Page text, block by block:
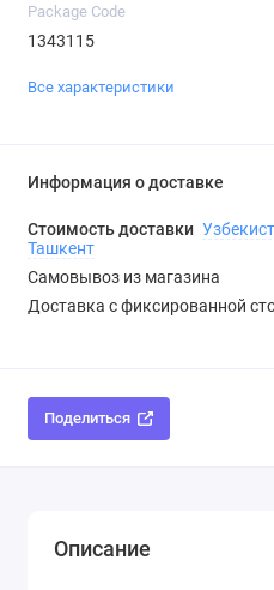
Package Code
1343115
Все характеристики
Информация о доставке
Стоимость доставки
Ташкент
Самовывоз из магазина
Доставка с фиксированной
Поделиться
Описание